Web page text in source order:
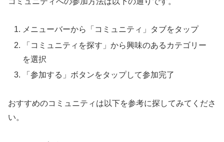
メニューバーから「コミュニティ」タブをタップ
「コミュニティを探す」から興味のあるカテゴリー
を選択
「参加する」ボタンをタップして参加完了
おすすめのコミュニティは以下を参考に探してみてくださ
い。